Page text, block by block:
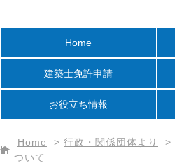
Home
建築士免許申請
お役立ち情報
Home > 行政・関係団体より >
ついて